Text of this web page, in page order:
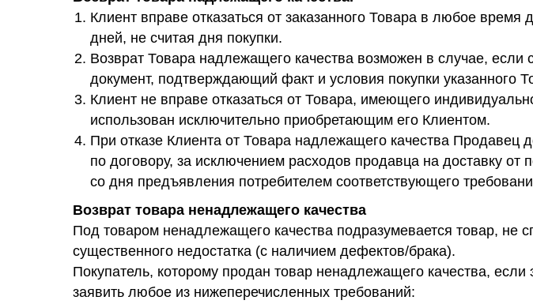
Клиент вправе отказаться от заказанного Товара в любое
дней, не считая дня покупки.
Возврат Товара надлежащего качества возможен в случае, если
документ, подтверждающий факт и условия покупки указанного
Клиент не вправе отказаться от Товара, имеющего
использован исключительно приобретающим его Клиентом.
При отказе Клиента от Товара надлежащего качества
по договору, за исключением расходов продавца на доставку
со дня предъявления потребителем соответствующего
Возврат товара ненадлежащего качества
Под товаром ненадлежащего качества подразумевается товар, не
существенного недостатка (с наличием дефектов/брака).
Покупатель, которому продан товар ненадлежащего качества,
заявить любое из нижеперечисленных требований: